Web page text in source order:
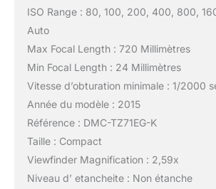
ISO Range : 80, 100, 200, 400, 800,
Auto
Max Focal Length : 720 Millimètres
Min Focal Length : 24 Millimètres
Vitesse d’obturation minimale : 1/2000
Année du modèle : 2015
Référence : DMC-TZ71EG-K
Taille : Compact
Viewfinder Magnification : 2,59x
Niveau d’ etancheite : Non étanche